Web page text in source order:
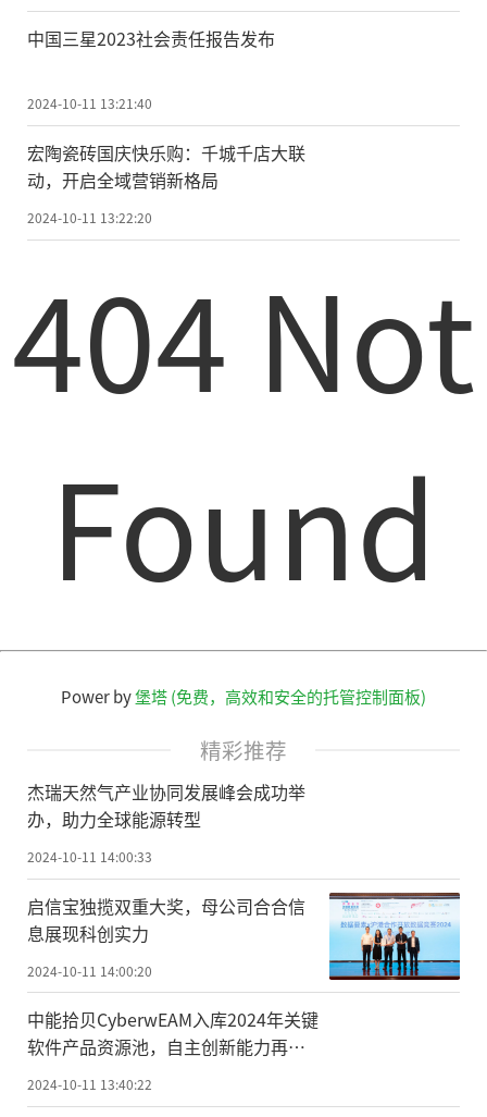
中国三星2023社会责任报告发布
2024-10-11 13:21:40
宏陶瓷砖国庆快乐购：千城千店大联
动，开启全域营销新格局
2024-10-11 13:22:20
404 Not
Found
Power by堡塔 (免费，高效和安全的托管控制面板)
精彩推荐
杰瑞天然气产业协同发展峰会成功举
办，助力全球能源转型
2024-10-11 14:00:33
启信宝独揽双重大奖，母公司合合信
息展现科创实力
2024-10-11 14:00:20
中能拾贝CyberwEAM入库2024年关键
软件产品资源池，自主创新能力再获
认可！
2024-10-11 13:40:22